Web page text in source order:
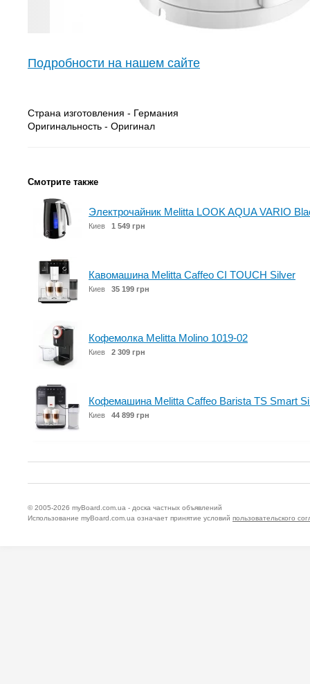
Подробности на нашем сайте
Страна изготовления - Германия
Оригинальность - Оригинал
Смотрите также
Электрочайник Melitta LOOK AQUA VARIO
Киев 1 549 грн
Кавомашина Melitta Caffeo CI TOUCH Silver
Киев 35 199 грн
Кофемолка Melitta Molino 1019-02
Киев 2 309 грн
Кофемашина Melitta Caffeo Barista TS Smart
Киев 44 899 грн
© 2005-2026 myBoard.com.ua - доска частных объявлений
Использование myBoard.com.ua означает принятие условий пользовательского